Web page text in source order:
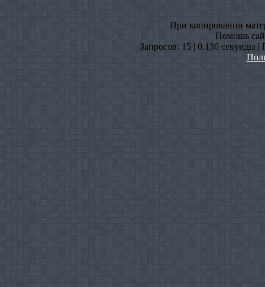
При копировании
Помошь
Запросов: 15 | 0,136 секунды |